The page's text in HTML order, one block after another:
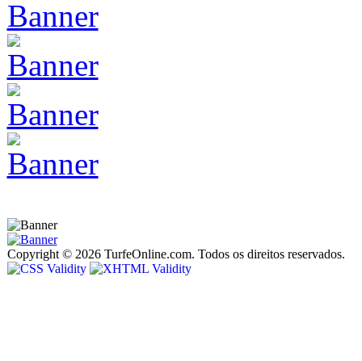
Copyright © 2026 TurfeOnline.com. Todos os direitos reservados.